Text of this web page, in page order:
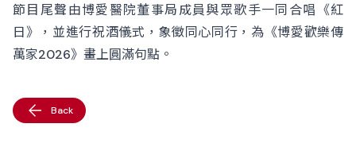
節目尾聲由博愛醫院董事局成員與眾歌手一同合唱《紅
日》，並進行祝酒儀式，象徵同心同行，為《博愛歡樂傳
萬家2026》畫上圓滿句點。
Back